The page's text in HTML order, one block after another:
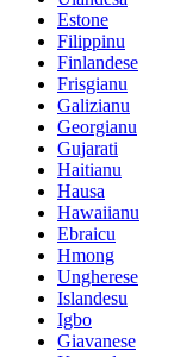
Estone
Filippinu
Finlandese
Frisgianu
Galizianu
Georgianu
Gujarati
Haitianu
Hausa
Hawaiianu
Ebraicu
Hmong
Ungherese
Islandesu
Igbo
Giavanese